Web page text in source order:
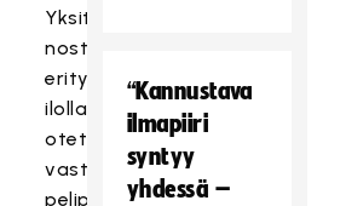
Yksittäisinä
nostoina
erityisellä
ilolla
otetaan
vastaan
pelipassien
“Kannustava
ilmapiiri
syntyy
yhdessä –